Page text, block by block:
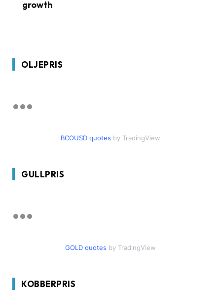
growth
OLJEPRIS
BCOUSD quotes by TradingView
GULLPRIS
GOLD quotes by TradingView
KOBBERPRIS